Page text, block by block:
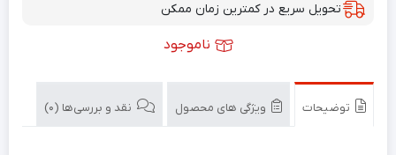
تحویل سریع در کمترین زمان ممکن
ناموجود
توضیحات ویژگی های محصول نقد و بررسی‌ها (0)